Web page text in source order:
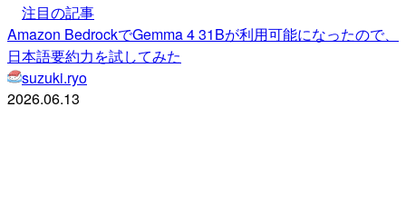
注目の記事
Amazon BedrockでGemma 4 31Bが利用可能になったので、
日本語要約力を試してみた
suzuki.ryo
2026.06.13